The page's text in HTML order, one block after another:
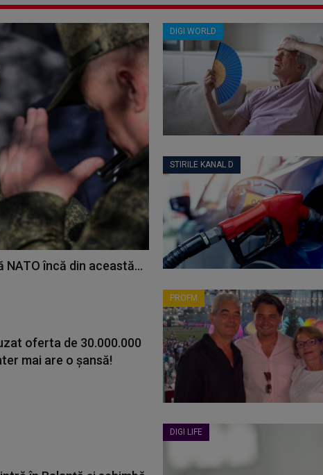
încă din această...
oferta de 30.000.000
mai are o șansă!
DIGI WORLD
STIRILE KANAL D
PROFM
DIGI LIFE